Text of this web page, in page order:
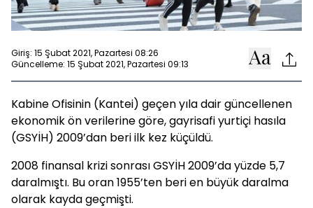
Giriş: 15 Şubat 2021, Pazartesi 08:26
Güncelleme: 15 Şubat 2021, Pazartesi 09:13
Kabine Ofisinin (Kantei) geçen yıla dair güncellenen
ekonomik ön verilerine göre, gayrisafi yurtiçi hasıla
(GSYİH) 2009’dan beri ilk kez küçüldü.
2008 finansal krizi sonrası GSYİH 2009’da yüzde 5,7
daralmıştı. Bu oran 1955’ten beri en büyük daralma
olarak kayda geçmişti.